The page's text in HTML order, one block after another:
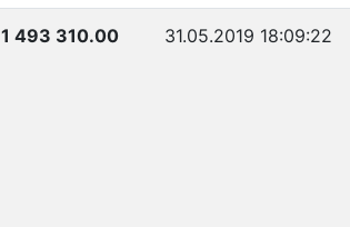
1 493 310.00 31.05.2019 18:09:22